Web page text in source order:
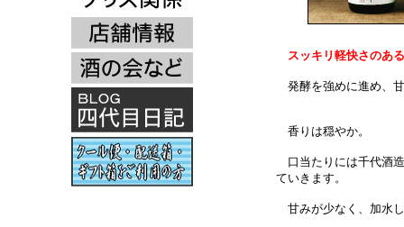
スッキリ軽快さのあ
発酵を強めに進め、
香りは穏やか。
口当たりには千代酒
ていきます。
甘みが少なく、加水